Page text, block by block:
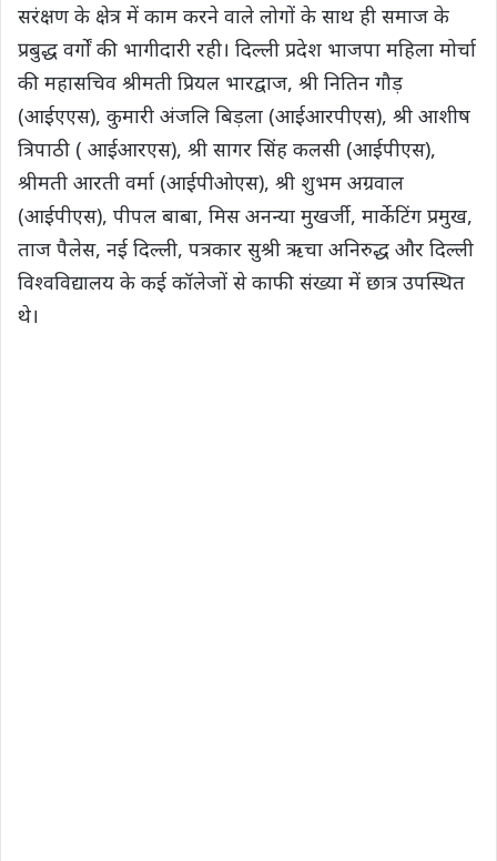
सरंक्षण के क्षेत्र में काम करने वाले लोगों के साथ ही समाज के
प्रबुद्ध वर्गों की भागीदारी रही। दिल्ली प्रदेश भाजपा महिला मोर्चा
की महासचिव श्रीमती प्रियल भारद्वाज, श्री नितिन गौड़
(आईएएस), कुमारी अंजलि बिड़ला (आईआरपीएस), श्री आशीष
त्रिपाठी ( आईआरएस), श्री सागर सिंह कलसी (आईपीएस),
श्रीमती आरती वर्मा (आईपीओएस), श्री शुभम अग्रवाल
(आईपीएस), पीपल बाबा, मिस अनन्या मुखर्जी, मार्केटिंग प्रमुख,
ताज पैलेस, नई दिल्ली, पत्रकार सुश्री ऋचा अनिरुद्ध और दिल्ली
विश्वविद्यालय के कई कॉलेजों से काफी संख्या में छात्र उपस्थित
थे।